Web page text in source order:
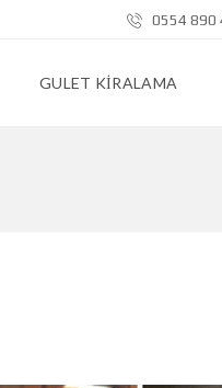
0554 890
GULET KIRALAMA